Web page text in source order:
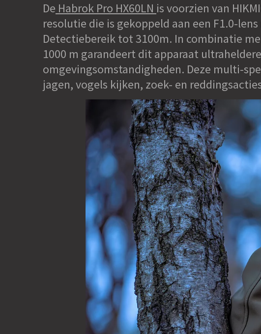
De Habrok Pro HX60LN is voorzien van
resolutie die is gekoppeld aan een F1.0-
Detectiebereik tot 3100m. In combinatie
1000 m garandeert dit apparaat
omgevingsomstandigheden. Deze multi-
jagen, vogels kijken, zoek- en